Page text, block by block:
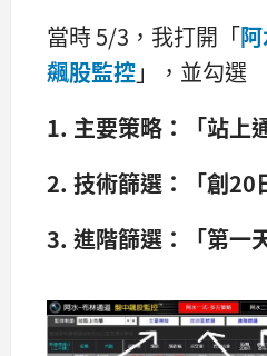
當時 5/3，我打開「
飆股監控」，並勾選
1. 主要策略：「站上
2. 技術篩選：「創20
3. 進階篩選：「第一